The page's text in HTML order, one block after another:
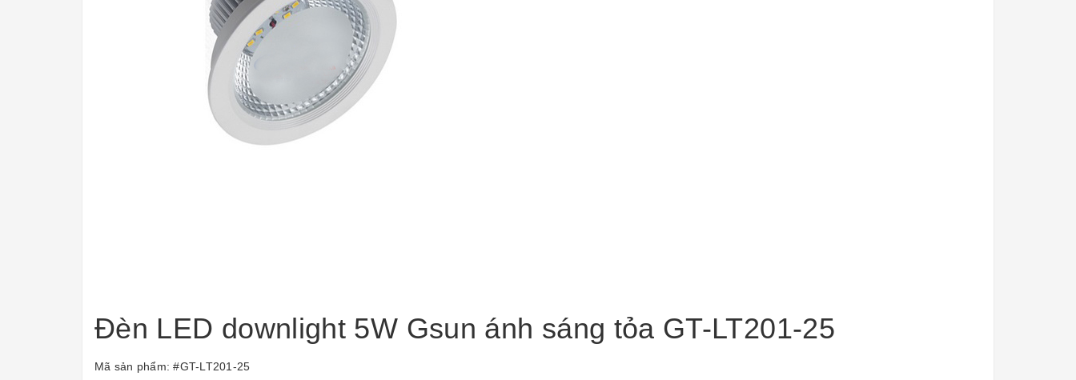
Đèn LED downlight 5W Gsun ánh sáng tỏa GT-LT201-25
Mã sản phẩm: #GT-LT201-25